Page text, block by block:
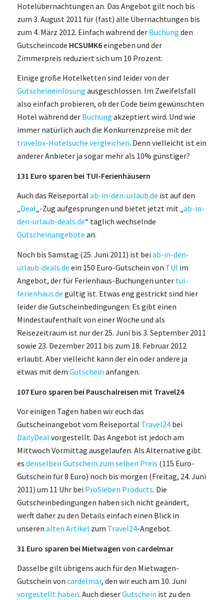
Hotelübernachtungen an. Das Angebot gilt noch bis
zum 3. August 2011 für (fast) alle Übernachtungen bis
zum 4. März 2012. Einfach während der Buchung den
Gutscheincode HCSUMK6eingeben und der
Zimmerpreis reduziert sich um 10 Prozent.
Einige große Hotelketten sind leider von der
Gutscheineinlösung ausgeschlossen. Im Zweifelsfall
also einfach probieren, ob der Code beim gewünschten
Hotel während der Buchung akzeptiert wird. Und wie
immer natürlich auch die Konkurrenzpreise mit der
travelox-Hotelsuche vergleichen. Denn vielleicht ist ein
anderer Anbieter ja sogar mehr als 10% günstiger?
131 Euro sparen bei TUI-Ferienhäusern
Auch das Reiseportal ab-in-den-urlaub.de ist auf den
„Deal„-Zug aufgesprungen und bietet jetzt mit „ab-in-
den-urlaub-deals.de“ täglich wechselnde
Gutscheinangebote an.
Noch bis Samstag (25. Juni 2011) ist bei ab-in-den-
urlaub-deals.de ein 150 Euro-Gutschein von TUI im
Angebot, der für Ferienhaus-Buchungen unter tui-
ferienhaus.de gültig ist. Etwas eng gestrickt sind hier
leider die Gutscheinbedingungen: Es gibt einen
Mindestaufenthalt von einer Woche und als
Reisezeitraum ist nur der 25. Juni bis 3. September 2011
sowie 23. Dezember 2011 bis zum 18. Februar 2012
erlaubt. Aber vielleicht kann der ein oder andere ja
etwas mit dem Gutschein anfangen.
107 Euro sparen bei Pauschalreisen mit Travel24
Vor einigen Tagen haben wir euch das
Gutscheinangebot vom Reiseportal Travel24bei
DailyDeal vorgestellt. Das Angebot ist jedoch am
Mittwoch Vormittag ausgelaufen. Als Alternative gibt
es denselben Gutschein zum selben Preis (115 Euro-
Gutschein für 8 Euro) noch bis morgen (Freitag, 24. Juni
2011) um 11 Uhr bei ProSieben Products. Die
Gutscheinbedingungen haben sich nicht geändert,
werft daher zu den Details einfach einen Blick in
unseren alten Artikel zum Travel24-Angebot.
31 Euro sparen bei Mietwagen von cardelmar
Dasselbe gilt übrigens auch für den Mietwagen-
Gutschein von cardelmar, den wir euch am 10. Juni
vorgestellt haben. Auch dieserGutschein ist zu den